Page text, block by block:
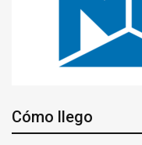
Cómo llego